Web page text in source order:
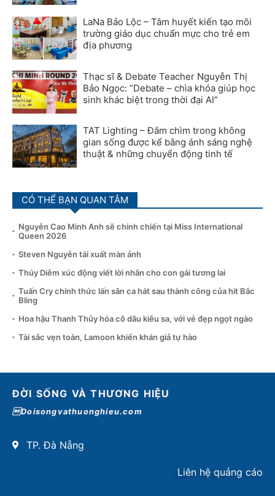
LaNa Bảo Lộc – Tâm huyết kiến tạo môi
trường giáo dục chuẩn mực cho trẻ em
địa phương
Thạc sĩ & Debate Teacher Nguyễn Thị
Bảo Ngọc: “Debate – chìa khóa giúp học
sinh khác biệt trong thời đại AI”
TAT Lighting – Đắm chìm trong không
gian sống được kể bằng ánh sáng nghệ
thuật & những chuyển động tinh tế
CÓ THỂ BẠN QUAN TÂM
Nguyễn Cao Minh Anh sẽ chinh chiến tại Miss International
Queen 2026
Steven Nguyễn tái xuất màn ảnh
Thúy Diễm xúc động viết lời nhắn cho con gái tương lai
Tuấn Cry chính thức lấn sân ca hát sau thành công của hit Bắc
Bling
Hoa hậu Thanh Thủy hóa cô dâu kiêu sa, với vẻ đẹp ngọt ngào
Tài sắc vẹn toàn, Lamoon khiến khán giả tự hào
ĐỜI SỐNG VÀ THƯƠNG HIỆU
Doisongvathuonghieu.com
TP. Đà Nẵng
Liên hệ quảng cáo